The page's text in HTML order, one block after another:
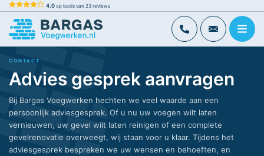
Skip
content
4.0 op basis van 23 reviews
Bargas Voegwerken
Voor al uw voegwerk
CONTACT
Advies gesprek aanvragen
Bij Bargas Voegwerken hechten we veel waarde aan een
persoonlijk adviesgesprek. Of u nu uw voegen wilt laten
vernieuwen, uw gevel wilt laten reinigen of een complete
gevelrenovatie overweegt, wij staan voor u klaar. Tijdens het
adviesgesprek bespreken we uw wensen en behoeften, en